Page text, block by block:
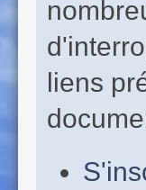
liens